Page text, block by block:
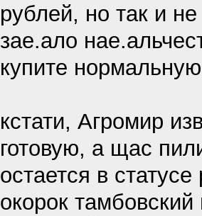
рублей, но так и
зае.ало
купите
кстати, Агромир
готовую, а щас
остается в
окорок